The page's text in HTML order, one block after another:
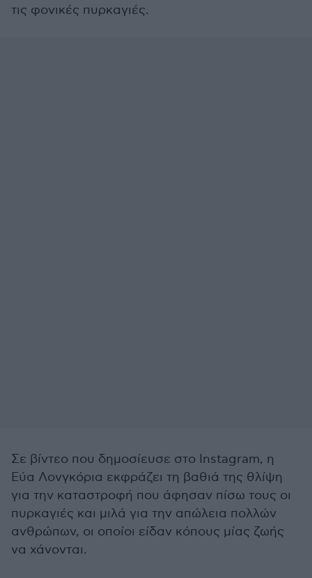
τις φονικές πυρκαγιές.
Σε βίντεο που δημοσίευσε στο Instagram, η
Εύα Λονγκόρια εκφράζει τη βαθιά της θλίψη
για την καταστροφή που άφησαν πίσω τους οι
πυρκαγιές και μιλά για την απώλεια πολλών
ανθρώπων, οι οποίοι είδαν κόπους μίας ζωής
να χάνονται.